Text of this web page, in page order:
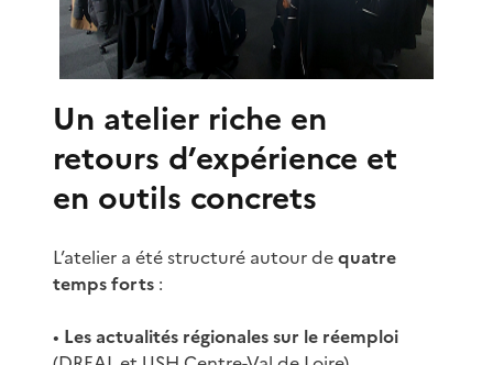
Un atelier riche en
retours d’expérience et
en outils concrets
L’atelier a été structuré autour dequatre
temps forts :
• Les actualités régionales sur le réemploi